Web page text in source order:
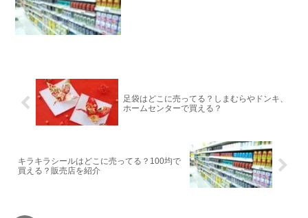
足袋はどこに売ってる？しまむらやドンキ、
ホームセンターで買える？
キラキラシールはどこに売ってる？100均で
買える？販売店を紹介